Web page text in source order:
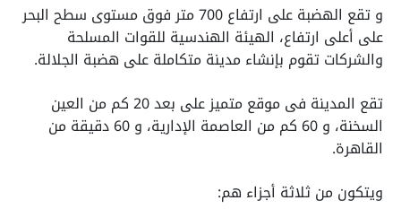
و تقع الهضبة على ارتفاع 700 متر فوق مستوى سطح البحر
على أعلى ارتفاع، الهيئة الهندسية للقوات المسلحة
والشركات تقوم بإنشاء مدينة متكاملة على هضبة الجلالة.
تقع المدينة فى موقع متميز على بعد 20 كم من العين
السخنة، و 60 كم من العاصمة الإدارية، و 60 دقيقة من
القاهرة.
ويتكون من ثلاثة أجزاء هم: